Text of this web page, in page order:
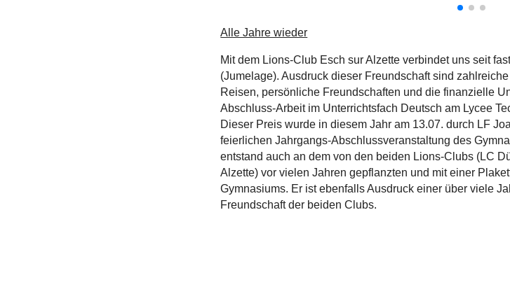
Alle Jahre wieder
Mit dem Lions-Club Esch sur Alzette verbindet uns seit
(Jumelage). Ausdruck dieser Freundschaft sind
Reisen, persönliche Freundschaften und die finanzielle
Abschluss-Arbeit im Unterrichtsfach Deutsch am Lycee
Dieser Preis wurde in diesem Jahr am 13.07. durch LF
feierlichen Jahrgangs-Abschlussveranstaltung des
entstand auch an dem von den beiden Lions-Clubs (LC
Alzette) vor vielen Jahren gepflanzten und mit einer
Gymnasiums. Er ist ebenfalls Ausdruck einer über viele
Freundschaft der beiden Clubs.